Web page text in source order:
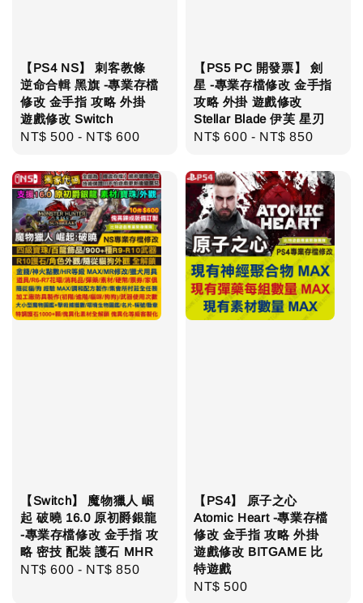
【PS4 NS】 刺客教條
逆命合輯 黑旗 -專業存檔
修改 金手指 攻略 外掛
遊戲修改 Switch
Regular
NT$ 500 - NT$ 600
【PS5 PC 開發票】 劍
星 -專業存檔修改 金手指
攻略 外掛 遊戲修改
Stellar Blade 伊芙 星刃
Regular
NT$ 600 - NT$ 850
【Switch】 魔物獵人 崛
起 破曉 16.0 原初爵銀龍
-專業存檔修改 金手指 攻
略 密技 配裝 護石 MHR
Regular
NT$ 600 - NT$ 850
【PS4】 原子之心
Atomic Heart -專業存檔
修改 金手指 攻略 外掛
遊戲修改 BITGAME 比
特遊戲
Regular
NT$ 500